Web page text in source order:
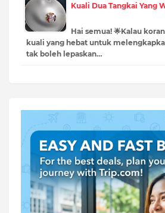
Kuali Dua Tangkai Yang
Hai semua! 🌟Kalau
kuali yang hebat untuk
tak boleh lepaskan…